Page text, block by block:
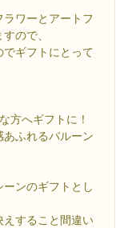
ワーとアートフ
ので、
ギフトにとって
方へギフトに！
ふれるバルーン
ンのギフトとし
えすること間違い